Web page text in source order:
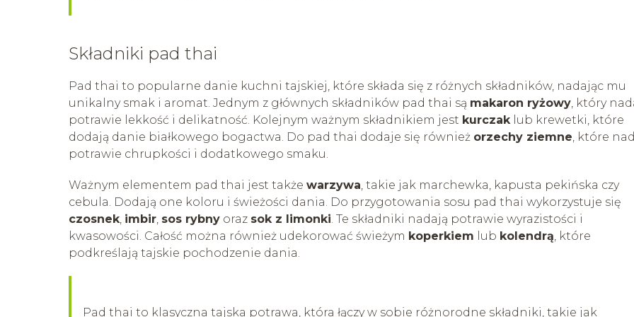
Składniki pad thai
Pad thai to popularne danie kuchni tajskiej, które składa się z różnych składników, nadając mu
unikalny smak i aromat. Jednym z głównych składników pad thai są makaron ryżowy , który
potrawie lekkość i delikatność. Kolejnym ważnym składnikiem jest kurczak lub krewetki, które
dodają danie białkowego bogactwa. Do pad thai dodaje się również orzechy ziemne , które
potrawie chrupkości i dodatkowego smaku.
Ważnym elementem pad thai jest także warzywa , takie jak marchewka, kapusta pekińska czy
cebula. Dodają one koloru i świeżości dania. Do przygotowania sosu pad thai wykorzystuje się
czosnek imbir sos rybny oraz sok z limonki . Te składniki nadają potrawie wyrazistości i
kwasowości. Całość można również udekorować świeżym koperkiem lub kolendrą , które
podkreślają tajskie pochodzenie dania.
Pad thai to klasyczna tajska potrawa, która łączy w sobie różnorodne składniki, takie jak